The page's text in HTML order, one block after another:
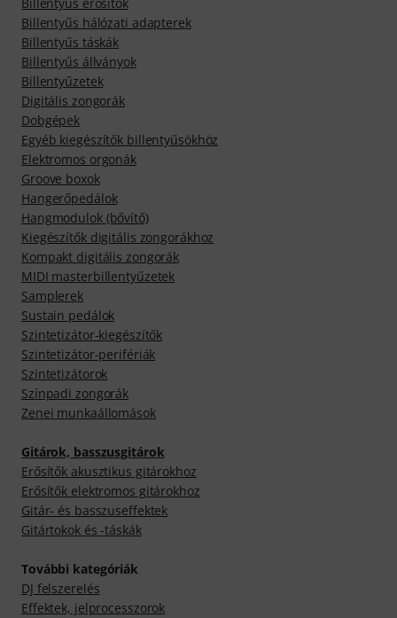
Billentyűs erősítők
Billentyűs hálózati adapterek
Billentyűs táskák
Billentyűs állványok
Billentyűzetek
Digitális zongorák
Dobgépek
Egyéb kiegészítők billentyűsökhöz
Elektromos orgonák
Groove boxok
Hangerőpedálok
Hangmodulok (bővítő)
Kiegészítők digitális zongorákhoz
Kompakt digitális zongorák
MIDI masterbillentyűzetek
Samplerek
Sustain pedálok
Szintetizátor-kiegészítők
Szintetizátor-perifériák
Szintetizátorok
Színpadi zongorák
Zenei munkaállomások
Gitárok, basszusgitárok
Erősítők akusztikus gitárokhoz
Erősítők elektromos gitárokhoz
Gitár- és basszuseffektek
Gitártokok és -táskák
További kategóriák
DJ felszerelés
Effektek, jelprocesszorok